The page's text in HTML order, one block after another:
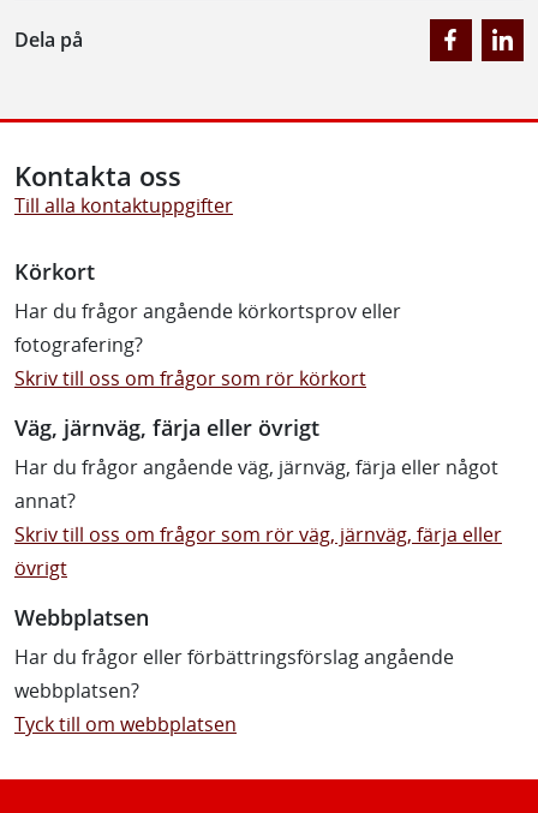
Dela på
Kontakta oss
Till alla kontaktuppgifter
Körkort
Har du frågor angående körkortsprov eller
fotografering?
Skriv till oss om frågor som rör körkort
Väg, järnväg, färja eller övrigt
Har du frågor angående väg, järnväg, färja eller något
annat?
Skriv till oss om frågor som rör väg, järnväg, färja eller
övrigt
Webbplatsen
Har du frågor eller förbättringsförslag angående
webbplatsen?
Tyck till om webbplatsen